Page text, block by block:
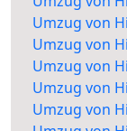
Umzug von
Umzug von
Umzug von
Umzug von
Umzug von